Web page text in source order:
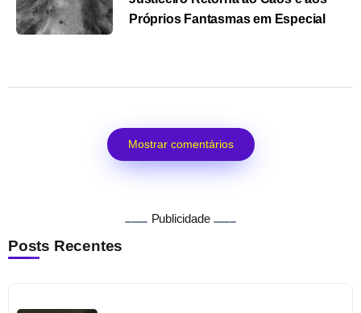
Próprios Fantasmas em Especial
Mostrar comentários
Publicidade
Posts Recentes